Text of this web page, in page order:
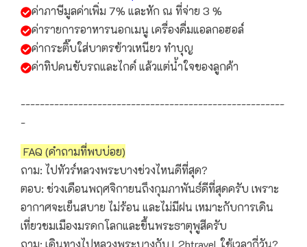
ค่าภาษีมูลค่าเพิ่ม 7% และหัก ณ ที่จ่าย 3 %
ค่ารายการอาหารนอกเมนู เครื่องดื่มแอลกอฮอล์
ค่ากระติ๊บใส่บาตรข้าวเหนียว ทำบุญ
ค่าทิปคนขับรถและไกด์ แล้วแต่น้ำใจของลูกค้า
-------------------------------------------------------
-
FAQ (คำถามที่พบบ่อย)
ถาม: ไปทัวร์หลวงพระบางช่วงไหนดีที่สุด?
ตอบ: ช่วงเดือนพฤศจิกายนถึงกุมภาพันธ์ดีที่สุดครับ เพราะ
อากาศจะเย็นสบาย ไม่ร้อน และไม่มีฝน เหมาะกับการเดิน
เที่ยวชมเมืองมรดกโลกและขึ้นพระธาตุพูสีครับ
ถาม: เดินทางไปหลวงพระบางกับ L2btravel ใช้เวลากี่วัน?